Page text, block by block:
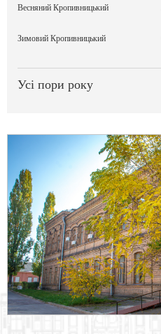
Весняний Кропивницький
Зимовий Кропивницький
Усі пори року